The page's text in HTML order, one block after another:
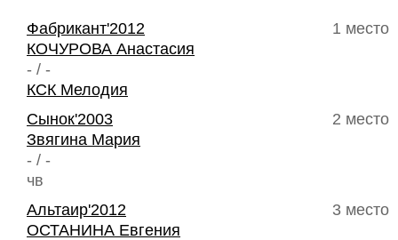
1 место
Фабрикант'2012
КОЧУРОВА Анастасия
- / -
КСК Мелодия
2 место
Сынок'2003
Звягина Мария
- / -
чв
3 место
Альтаир'2012
ОСТАНИНА Евгения